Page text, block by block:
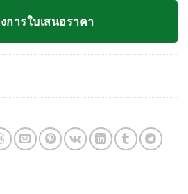
การใบเสนอราคา